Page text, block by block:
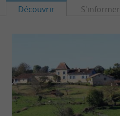
Découvrir S'informer